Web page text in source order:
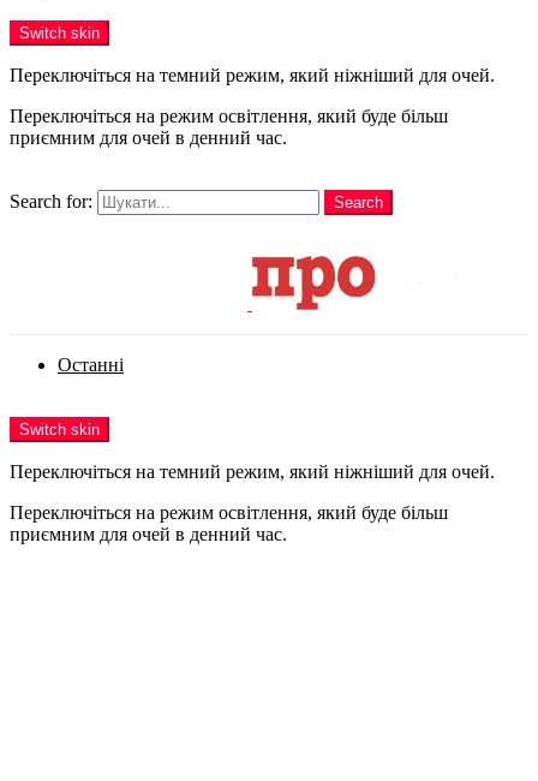
Switch skin
Переключіться на темний режим, який ніжніший для очей.
Переключіться на режим освітлення, який буде більш
приємним для очей в денний час.
Search for:
Search
Останні
Switch skin
Переключіться на темний режим, який ніжніший для очей.
Переключіться на режим освітлення, який буде більш
приємним для очей в денний час.